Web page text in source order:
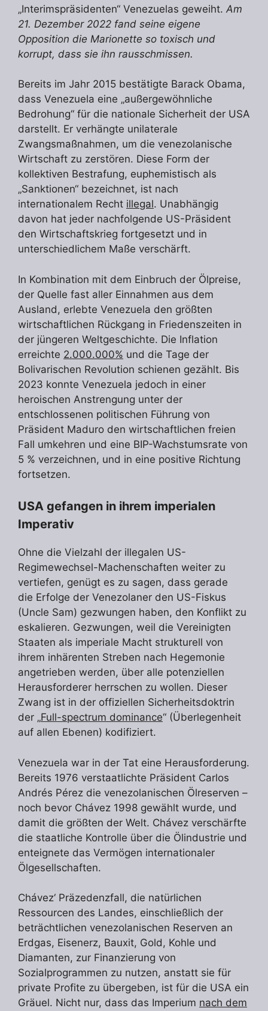
„Interimspräsidenten“ Venezuelas geweiht. Am
21. Dezember 2022 fand seine eigene
Opposition die Marionette so toxisch und
korrupt, dass sie ihn rausschmissen.
Bereits im Jahr 2015 bestätigte Barack Obama,
dass Venezuela eine „außergewöhnliche
Bedrohung“ für die nationale Sicherheit der USA
darstellt. Er verhängte unilaterale
Zwangsmaßnahmen, um die venezolanische
Wirtschaft zu zerstören. Diese Form der
kollektiven Bestrafung, euphemistisch als
„Sanktionen“ bezeichnet, ist nach
internationalem Recht illegal. Unabhängig
davon hat jeder nachfolgende US-Präsident
den Wirtschaftskrieg fortgesetzt und in
unterschiedlichem Maße verschärft.
In Kombination mit dem Einbruch der Ölpreise,
der Quelle fast aller Einnahmen aus dem
Ausland, erlebte Venezuela den größten
wirtschaftlichen Rückgang in Friedenszeiten in
der jüngeren Weltgeschichte. Die Inflation
erreichte 2.000.000% und die Tage der
Bolivarischen Revolution schienen gezählt. Bis
2023 konnte Venezuela jedoch in einer
heroischen Anstrengung unter der
entschlossenen politischen Führung von
Präsident Maduro den wirtschaftlichen freien
Fall umkehren und eine BIP-Wachstumsrate von
5 % verzeichnen, und in eine positive Richtung
fortsetzen.
USA gefangen in ihrem imperialen
Imperativ
Ohne die Vielzahl der illegalen US-
Regimewechsel-Machenschaften weiter zu
vertiefen, genügt es zu sagen, dass gerade
die Erfolge der Venezolaner den US-Fiskus
(Uncle Sam) gezwungen haben, den Konflikt zu
eskalieren. Gezwungen, weil die Vereinigten
Staaten als imperiale Macht strukturell von
ihrem inhärenten Streben nach Hegemonie
angetrieben werden, über alle potenziellen
Herausforderer herrschen zu wollen. Dieser
Zwang ist in der offiziellen Sicherheitsdoktrin
der „Full-spectrum dominance“ (Überlegenheit
auf allen Ebenen) kodifiziert.
Venezuela war in der Tat eine Herausforderung.
Bereits 1976 verstaatlichte Präsident Carlos
Andrés Pérez die venezolanischen Ölreserven –
noch bevor Chávez 1998 gewählt wurde, und
damit die größten der Welt. Chávez verschärfte
die staatliche Kontrolle über die Ölindustrie und
enteignete das Vermögen internationaler
Ölgesellschaften.
Chávez‘ Präzedenzfall, die natürlichen
Ressourcen des Landes, einschließlich der
beträchtlichen venezolanischen Reserven an
Erdgas, Eisenerz, Bauxit, Gold, Kohle und
Diamanten, zur Finanzierung von
Sozialprogrammen zu nutzen, anstatt sie für
private Profite zu übergeben, ist für die USA ein
Gräuel. Nicht nur, dass das Imperium nach dem